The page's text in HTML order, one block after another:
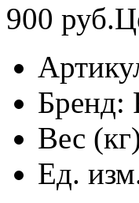
900 руб.
Бренд:
Вес
Ед.